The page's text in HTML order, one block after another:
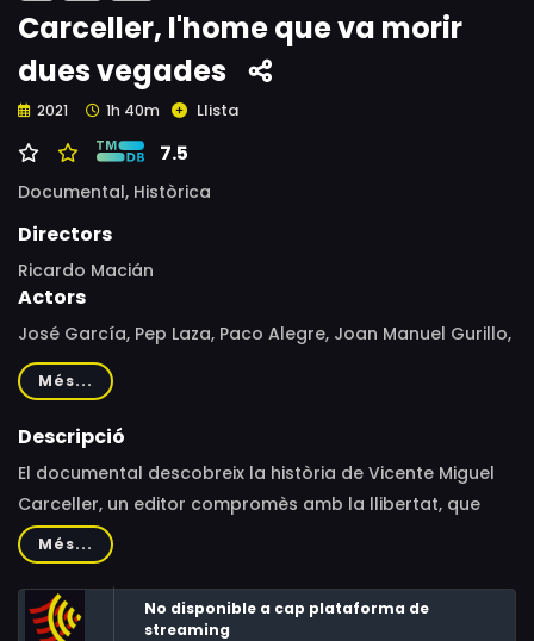
Carceller, l'home que va morir
dues vegades
2021 1h 40m Llista
7.5
Documental, Històrica
Directors
Ricardo Macián
Actors
José García, Pep Laza, Paco Alegre, Joan Manuel Gurillo,
Lola Moltó, Bruno Tamarit, Josep Manel Casany, Resu
Belmonte, Juan Magraner, Fani Grande, Antonio Laguna
Platero, Rafael Solaz, Enric Nogués, Tina Rabanal Miguel,
Schudson, Alejandra Soler, Olivia Gómez de Yule, Edel
Rodríguez, Raúl Salazar, Pablo Delcán, Antonio Ariño
Villarroya, Vicente Blasco Ibáñez, King Alfonso XIII of
Spain, Miguel Primo de Rivera
Més...
Descripció
El documental descobreix la història de Vicente Miguel
Carceller, un editor compromès amb la llibertat, que
amb el seu setmanari'La Traca'va connectar amb el
poble i va mantenir un pols amb el poder des del 1909
fins al 1939, arribant a tenir un tiratge de mig milió
d'exemplars setmanals.
Més...
No disponible a cap plataforma de
streaming